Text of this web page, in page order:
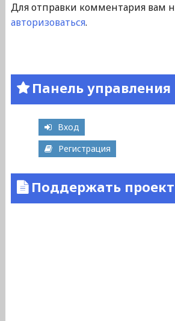
Для отправки комментария вам
авторизоваться.
Панель управления
Вход
Регистрация
Поддержать проект